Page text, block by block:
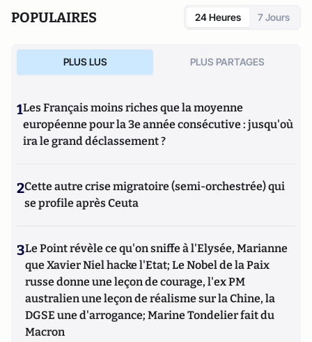
POPULAIRES 24 Heures 7 Jours
PLUS LUS PLUS PARTAGES
1Les Français moins riches que la moyenne
européenne pour la 3e année consécutive : jusqu'où
ira le grand déclassement ?
2Cette autre crise migratoire (semi-orchestrée) qui
se profile après Ceuta
3Le Point révèle ce qu'on sniffe à l'Elysée, Marianne
que Xavier Niel hacke l'Etat; Le Nobel de la Paix
russe donne une leçon de courage, l'ex PM
australien une leçon de réalisme sur la Chine, la
DGSE une d'arrogance; Marine Tondelier fait du
Macron